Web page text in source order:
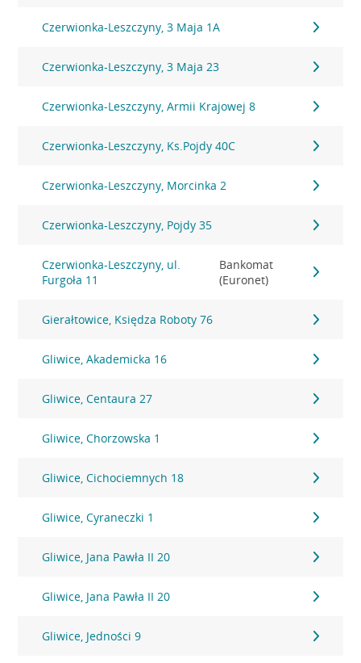
Czerwionka-Leszczyny, 3 Maja 1A
Czerwionka-Leszczyny, 3 Maja 23
Czerwionka-Leszczyny, Armii Krajowej 8
Czerwionka-Leszczyny, Ks.Pojdy 40C
Czerwionka-Leszczyny, Morcinka 2
Czerwionka-Leszczyny, Pojdy 35
Czerwionka-Leszczyny, ul.
Furgoła 11
Bankomat
(Euronet)
Gierałtowice, Księdza Roboty 76
Gliwice, Akademicka 16
Gliwice, Centaura 27
Gliwice, Chorzowska 1
Gliwice, Cichociemnych 18
Gliwice, Cyraneczki 1
Gliwice, Jana Pawła II 20
Gliwice, Jana Pawła II 20
Gliwice, Jedności 9